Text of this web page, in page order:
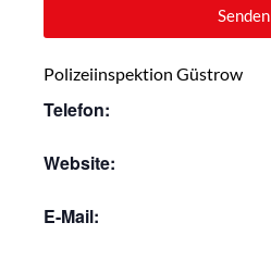
Senden
Polizeiinspektion Güstrow
Telefon:
Website:
E-Mail: